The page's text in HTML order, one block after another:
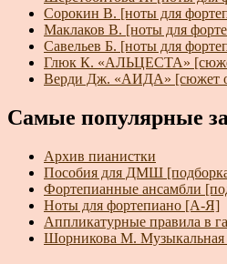
Сорокин В. [ноты для
Маклаков В. [ноты для
Савельев Б. [ноты для
Глюк К. «АЛЬЦЕСТА»
Верди Дж. «АИДА» [сюжет
Самые популярные
Архив пианистки
Пособия для ДМШ
Фортепианные ансамбли
Ноты для фортепиано [А-Я]
Аппликатурные правила в
Шорникова М. Музыкальная